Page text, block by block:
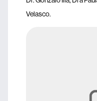
Velasco.